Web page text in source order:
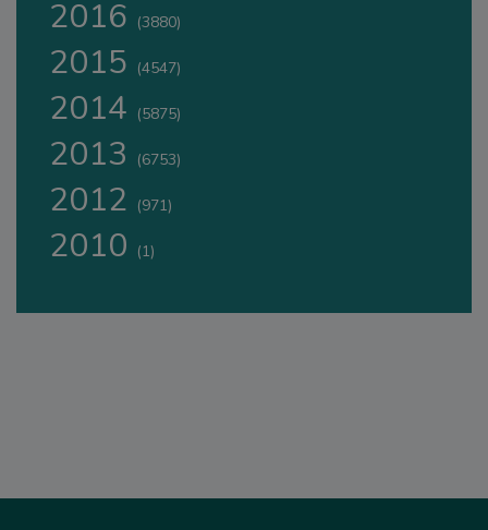
2016 (3880)
2015 (4547)
2014 (5875)
2013 (6753)
2012 (971)
2010 (1)